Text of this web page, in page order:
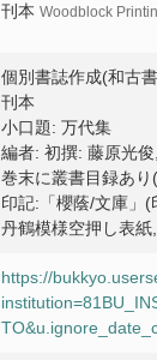
刊本 Woodblock
個別書誌作成(和古
刊本
小口題: 万代集
編者: 初撰: 藤原光
巻末に叢書目録あ
印記:「櫻蔭/文庫」(
丹鶴模様空押し表紙
https://